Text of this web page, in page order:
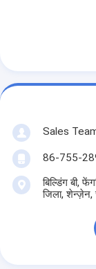
निक बैटरी पैक
लिथियम आयन
रिचार्जेबल
आपातकालीन
Sales
86-755-
बिल्डिंग बी,
जिला, शेन्ज़ेन,